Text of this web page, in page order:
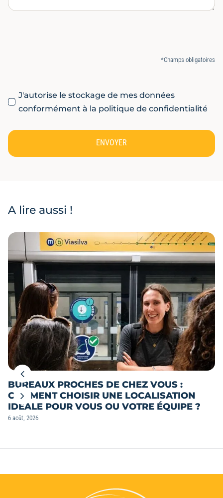
*Champs obligatoires
J'autorise le stockage de mes données
conformément à la politique de confidentialité
ENVOYER
A lire aussi !
BUREAUX PROCHES DE CHEZ VOUS :
COMMENT CHOISIR UNE LOCALISATION
IDÉALE POUR VOUS OU VOTRE ÉQUIPE ?
6 août, 2026